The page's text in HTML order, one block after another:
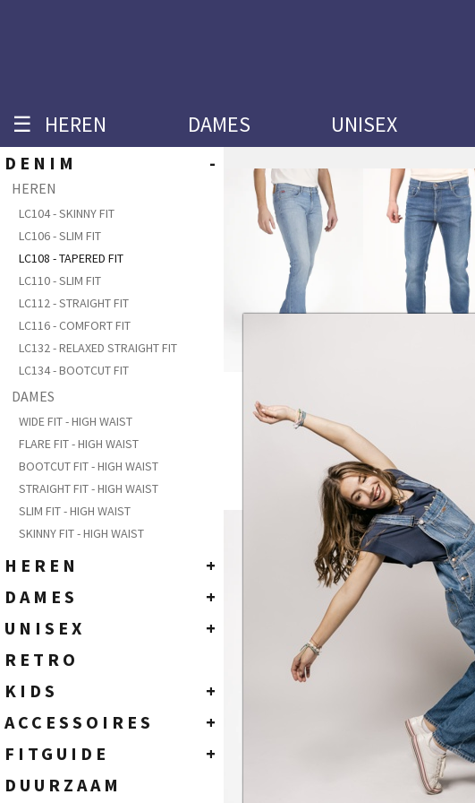
☰ HEREN DAMES UNISEX
DENIM -
HEREN
LC104 - SKINNY FIT
LC106 - SLIM FIT
LC108 - TAPERED FIT
LC110 - SLIM FIT
LC112 - STRAIGHT FIT
LC116 - COMFORT FIT
LC132 - RELAXED STRAIGHT FIT
LC134 - BOOTCUT FIT
DAMES
WIDE FIT - HIGH WAIST
FLARE FIT - HIGH WAIST
BOOTCUT FIT - HIGH WAIST
STRAIGHT FIT - HIGH WAIST
SLIM FIT - HIGH WAIST
SKINNY FIT - HIGH WAIST
HEREN +
DENIM JEANS
COLOR PANTS
ACCESSOIRES
ECO
DAMES +
DENIM JEANS
COLOR PANTS & OTHERS
UNISEX +
T-SHIRTS
JEANS
RETRO
KIDS
+
KIDS - 2 TOT 6 JAAR
JUNIOR - 8 TOT 16 JAAR
ACCESSOIRES +
RIEMEN
SOKKEN
FITGUIDE +
HEREN
DUURZAAM
SLIM
LC106